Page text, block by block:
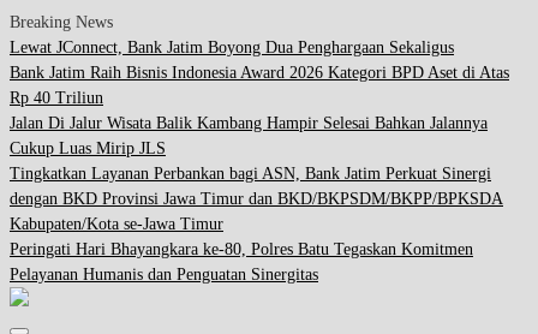
Breaking News
Lewat JConnect, Bank Jatim Boyong Dua Penghargaan Sekaligus
Bank Jatim Raih Bisnis Indonesia Award 2026 Kategori BPD Aset di Atas
Rp 40 Triliun
Jalan Di Jalur Wisata Balik Kambang Hampir Selesai Bahkan Jalannya
Cukup Luas Mirip JLS
Tingkatkan Layanan Perbankan bagi ASN, Bank Jatim Perkuat Sinergi
dengan BKD Provinsi Jawa Timur dan BKD/BKPSDM/BKPP/BPKSDA
Kabupaten/Kota se-Jawa Timur
Peringati Hari Bhayangkara ke-80, Polres Batu Tegaskan Komitmen
Pelayanan Humanis dan Penguatan Sinergitas